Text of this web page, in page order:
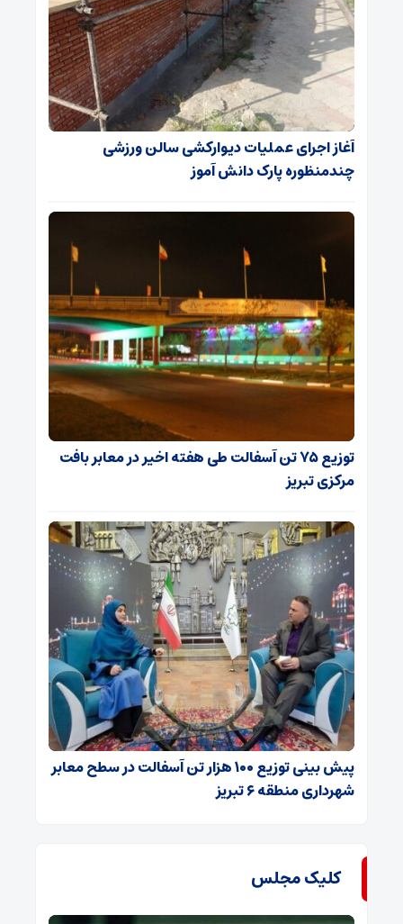
آغاز اجرای عملیات دیوارکشی سالن ورزشی
چندمنظوره پارک دانش آموز
توزیع ۷۵ تن آسفالت طی هفته اخیر در معابر بافت
مرکزی تبریز
پیش بینی توزیع ۱۰۰ هزار تن آسفالت در سطح معابر
شهرداری منطقه ۶ تبریز
کلیک مجلس